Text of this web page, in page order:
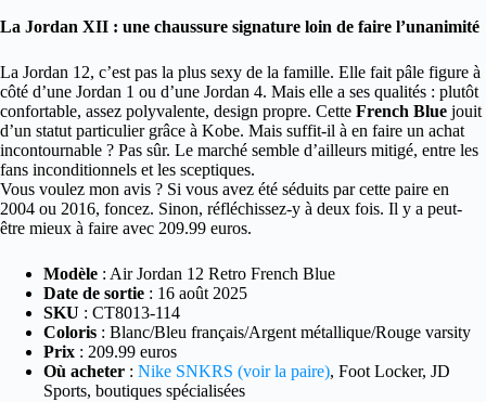
La Jordan XII : une chaussure signature loin de faire l’unanimité
La Jordan 12, c’est pas la plus sexy de la famille. Elle fait pâle figure à
côté d’une Jordan 1 ou d’une Jordan 4. Mais elle a ses qualités : plutôt
confortable, assez polyvalente, design propre. Cette French Blue jouit
d’un statut particulier grâce à Kobe. Mais suffit-il à en faire un achat
incontournable ? Pas sûr. Le marché semble d’ailleurs mitigé, entre les
fans inconditionnels et les sceptiques.
Vous voulez mon avis ? Si vous avez été séduits par cette paire en
2004 ou 2016, foncez. Sinon, réfléchissez-y à deux fois. Il y a peut-
être mieux à faire avec 209.99 euros.
Modèle : Air Jordan 12 Retro French Blue
Date de sortie : 16 août 2025
SKU : CT8013-114
Coloris : Blanc/Bleu français/Argent métallique/Rouge varsity
Prix : 209.99 euros
Où acheter : Nike SNKRS (voir la paire), Foot Locker, JD
Sports, boutiques spécialisées